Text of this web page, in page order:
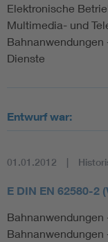
Elektronische
Multimedia- und
Bahnanwendungen
Dienste
Entwurf war:
01.01.2012
E DIN EN 62580-2
Bahnanwendungen